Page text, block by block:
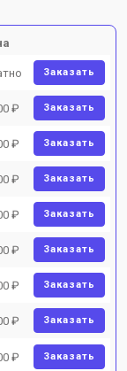
Заказать
₽ Заказать
₽ Заказать
₽ Заказать
₽ Заказать
₽ Заказать
₽ Заказать
₽ Заказать
₽ Заказать